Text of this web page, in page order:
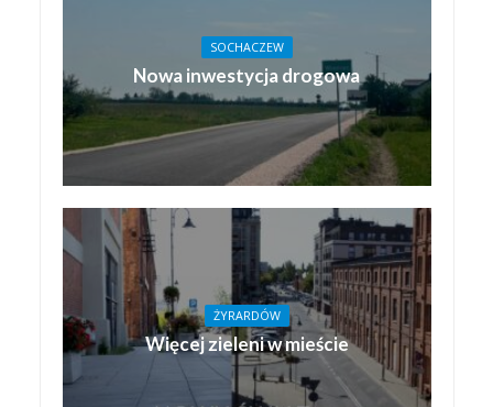
SOCHACZEW
Nowa inwestycja drogowa
ŻYRARDÓW
Więcej zieleni w mieście